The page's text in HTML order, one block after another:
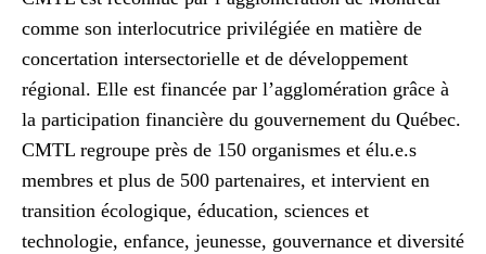
comme son interlocutrice privilégiée en matière de
concertation intersectorielle et de développement
régional. Elle est financée par l’agglomération grâce à
la participation financière du gouvernement du Québec.
CMTL regroupe près de 150 organismes et élu.e.s
membres et plus de 500 partenaires, et intervient en
transition écologique, éducation, sciences et
technologie, enfance, jeunesse, gouvernance et diversité